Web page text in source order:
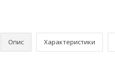
Опис Характеристики